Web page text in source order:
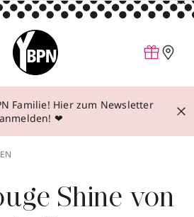
Familie! Hier zum Newsletter
anmelden! ❤
Shine von